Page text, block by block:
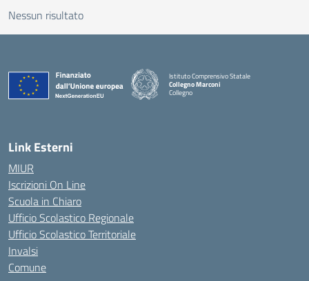
Nessun risultato
Istituto Comprensivo Statale
Collegno Marconi
Collegno
Link Esterni
MIUR
Iscrizioni On Line
Scuola in Chiaro
Ufficio Scolastico Regionale
Ufficio Scolastico Territoriale
Invalsi
Comune